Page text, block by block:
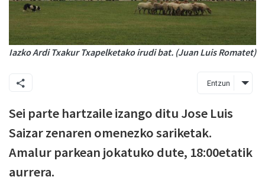
Iazko Ardi Txakur Txapelketako irudi bat. (Juan Luis Romatet)
Entzun
Sei parte hartzaile izango ditu Jose Luis
Saizar zenaren omenezko sariketak.
Amalur parkean jokatuko dute, 18:00etatik
aurrera.